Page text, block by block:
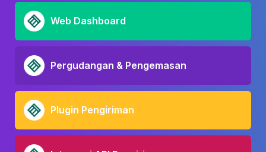
Web Dashboard
Pergudangan & Pengemasan
Plugin Pengiriman